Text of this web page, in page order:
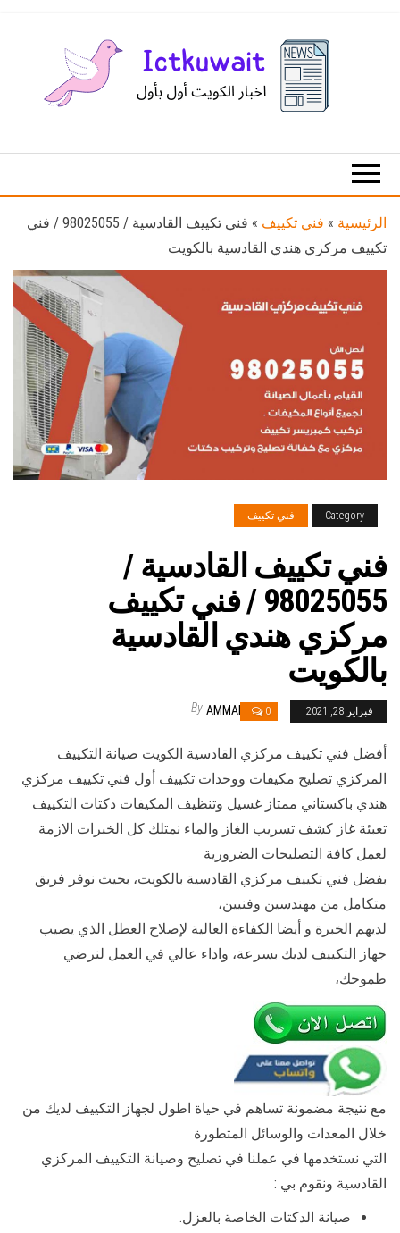
الكويت
الرئيسية » فني تكييف »
فني تكييف القادسية / 98025055 / فني
تكييف مركزي هندي القادسية بالكويت
Category فني تكييف
فني تكييف القادسية /
98025055 / فني تكييف
مركزي هندي القادسية
بالكويت
فبراير 28, 2021 0
By AMMAR
أفضل فني تكييف مركزي القادسية الكويت صيانة التكييف
المركزي تصليح مكيفات ووحدات تكييف أول فني تكييف مركزي
هندي باكستاني ممتاز غسيل وتنظيف المكيفات دكتات التكييف
تعبئة غاز كشف تسريب الغاز والماء نمتلك كل الخبرات الازمة
لعمل كافة التصليحات الضرورية
بفضل فني تكييف مركزي القادسية بالكويت، بحيث نوفر فريق
متكامل من مهندسين وفنيين،
لديهم الخبرة و أيضا الكفاءة العالية لإصلاح العطل الذي يصيب
جهاز التكييف لديك بسرعة، واداء عالي في العمل لنرضي
طموحك،
مع نتيجة مضمونة تساهم في حياة اطول لجهاز التكييف لديك من
خلال المعدات والوسائل المتطورة
التي نستخدمها في عملنا في تصليح وصيانة التكييف المركزي
القادسية ونقوم بي :
صيانة الدكتات الخاصة بالعزل.